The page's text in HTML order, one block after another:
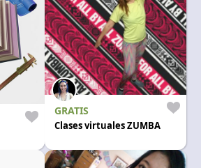
GRATIS
Clases virtuales ZUMBA